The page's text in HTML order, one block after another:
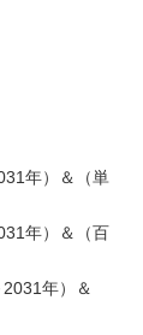
年）＆（単
年）＆（百
年）＆